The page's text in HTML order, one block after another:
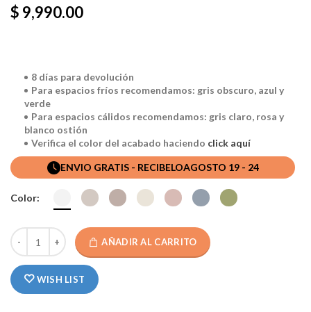
$ 9,990.00
8 días para devolución
Para espacios fríos recomendamos: gris obscuro, azul y
verde
Para espacios cálidos recomendamos: gris claro, rosa y
blanco ostión
Verifica el color del acabado haciendo click aquí
ENVIO GRATIS - RECIBELOAGOSTO 19 - 24
Color:
AÑADIR AL CARRITO
WISH LIST